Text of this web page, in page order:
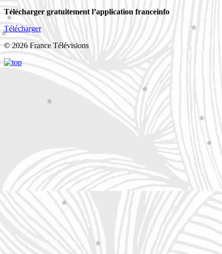
Télécharger gratuitement l’application franceinfo
Télécharger
© 2026 France Télévisions